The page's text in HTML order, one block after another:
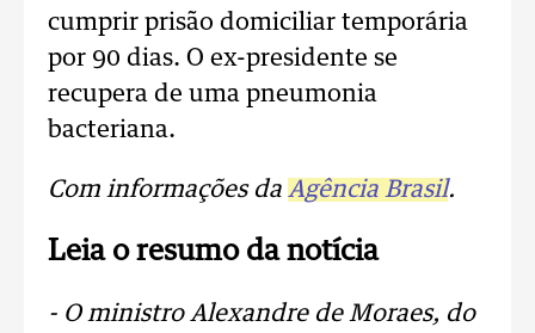
cumprir prisão domiciliar temporária
por 90 dias. O ex-presidente se
recupera de uma pneumonia
bacteriana.
Com informações da Agência Brasil.
Leia o resumo da notícia
- O ministro Alexandre de Moraes, do